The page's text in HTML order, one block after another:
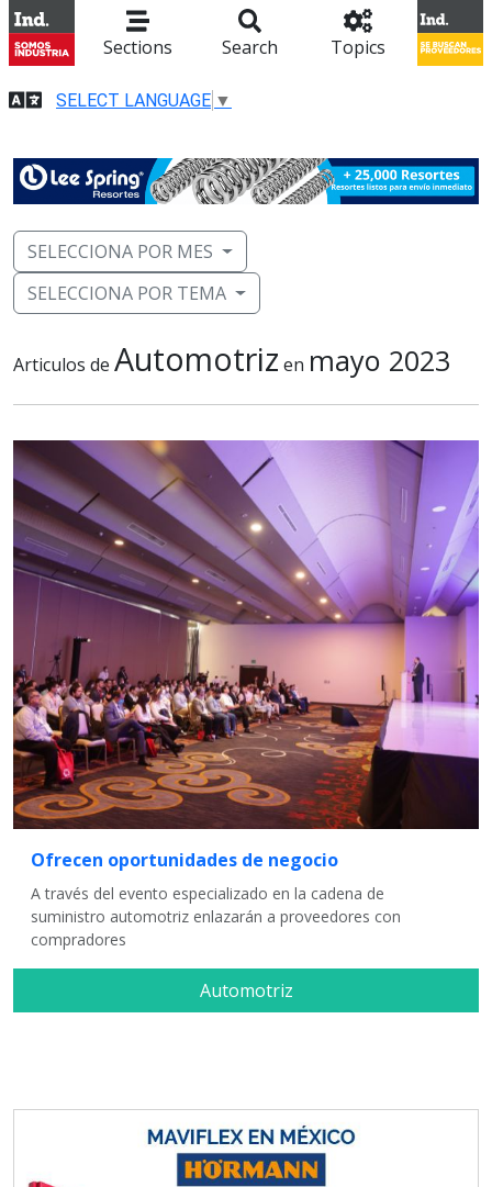
Sections Search Topics
SELECT LANGUAGE ▼
SELECCIONA POR MES
SELECCIONA POR TEMA
Articulos de Automotriz en mayo 2023
Ofrecen oportunidades de negocio
A través del evento especializado en la cadena de
suministro automotriz enlazarán a proveedores con
compradores
Automotriz